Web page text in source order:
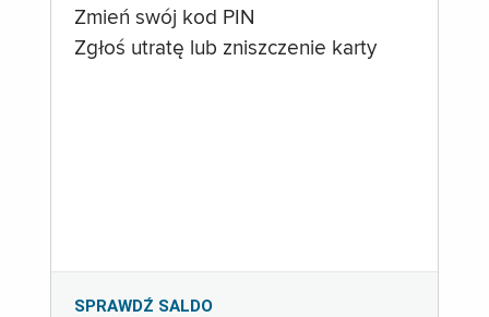
Zmień swój kod PIN
Zgłoś utratę lub zniszczenie karty
SPRAWDŹ SALDO